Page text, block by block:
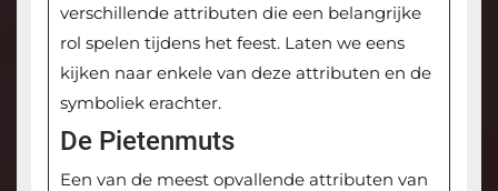
verschillende attributen die een belangrijke
rol spelen tijdens het feest. Laten we eens
kijken naar enkele van deze attributen en de
symboliek erachter.
De Pietenmuts
Een van de meest opvallende attributen van